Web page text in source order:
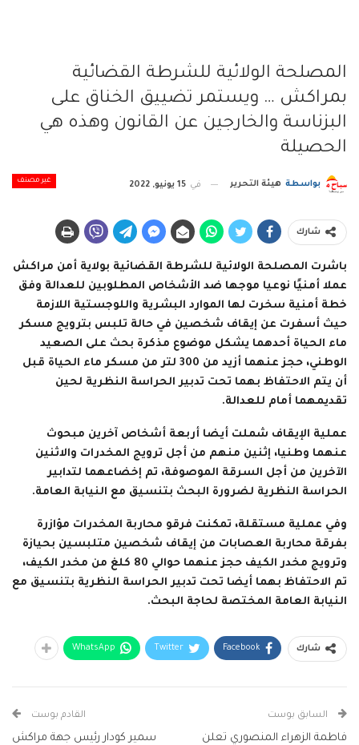
المصلحة الولائية للشرطة القضائية
بمراكش … ويستمر تضييق الخناق على
البزناسة والخارجين عن القانون وهذه هي
الحصيلة
غير مصنف بواسطة هيئة التحرير في 15 يونيو, 2022
شارك
باشرت المصلحة الولائية للشرطة القضائية بولاية أمن مراكش
عملا أمنيًا نوعيا موجها ضد الأشخاص المطلوبين للعدالة وفق
خطة أمنية سخرت لها الموارد البشرية واللوجستية اللازمة
حيث أسفرت عن إيقاف شخصين في حالة تلبس بترويج مسكر
ماء الحياة أحدهما يشكل موضوع مذكرة بحث على الصعيد
الوطني، حجز عنهما أزيد من 300 لتر من مسكر ماء الحياة قبل
أن يتم الاحتفاظ بهما تحت تدبير الحراسة النظرية لحين
تقديمهما أمام للعدالة.
عملية الإيقاف شملت أيضا أربعة أشخاص آخرين مبحوث
عنهما وطنيا، إثنين منهم من أجل ترويج المخدرات والاثنين
الآخرين من أجل السرقة الموصوفة، تم إخضاعهما لتدابير
الحراسة النظرية لضرورة البحث بتنسيق مع النيابة العامة.
وفي عملية مستقلة، تمكنت فرقو محاربة المخدرات مؤازرة
بفرقة محاربة العصابات من إيقاف شخصين متلبسين بحيازة
وترويج مخدر الكيف حجز عنهما حوالي 80 كلغ من مخدر الكيف،
تم الاحتفاظ بهما أيضا تحت تدبير الحراسة النظرية بتنسيق مع
النيابة العامة المختصة لحاجة البحث.
شارك Facebook
Twitter
WhatsApp
السابق بوست
فاطمة الزهراء المنصوري تعلن
القادم بوست
سمير كودار رئيس جهة مراكش